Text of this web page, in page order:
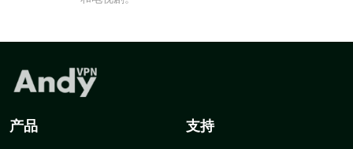
产品 支持